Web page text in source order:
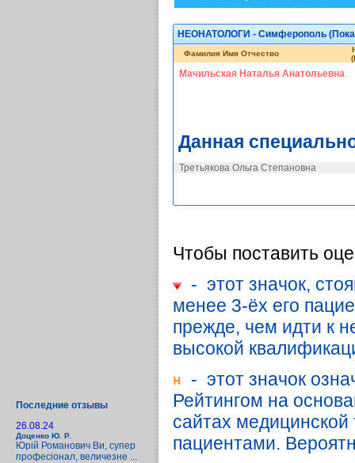
Последние отзывы
26.08.24
Доценко Ю. Р.
Юрій Романович Ви, супер
професіонал, величезне ...
НЕОНАТОЛОГИ - Симферополь (
Фамилия Имя Отчество
Мачильская Наталья Анатольевна
Данная
Третьякова Ольга Степановна
Чтобы поставить
- этот значок,
менее 3-ёх его
прежде, чем идти к
высокой
- этот значок
Рейтингом на
сайтах
пациентами.